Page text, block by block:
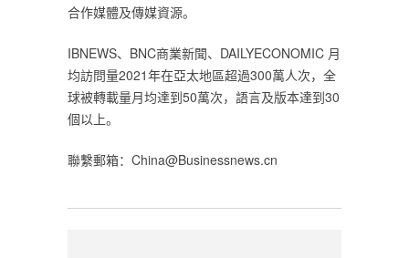
合作媒體及傳媒資源。‎
‎IBNEWS、BNC商業新聞、DAILYECONOMIC 月
均訪問量2021年在亞太地區超過300萬人次，全
球被轉載量月均達到50萬次，語言及版本達到30
個以上。‎
‎聯繫郵箱：China@Businessnews.cn‎